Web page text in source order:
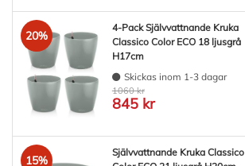
20%
4-Pack Självvattnande Kruka
Classico Color ECO 18 ljusgrå
H17cm
Skickas inom 1-3 dagar
1060 kr
845 kr
15%
Självvattnande Kruka Classico